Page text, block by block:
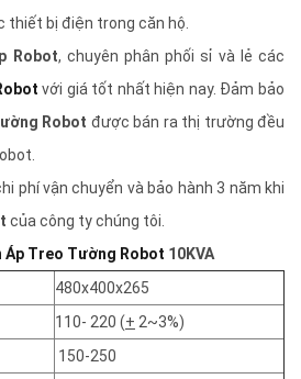
thiết bị điện trong căn hộ.
Robot, chuyên phân phối sỉ và lẻ các
với giá tốt nhất hiện nay. Đảm bảo
Robot được bán ra thị trường đều
phí vận chuyển và bảo hành 3 năm khi
của công ty chúng tôi.
Áp Treo Tường Robot 10KVA
480x400x265
110- 220 (+ 2~3%)
150-250